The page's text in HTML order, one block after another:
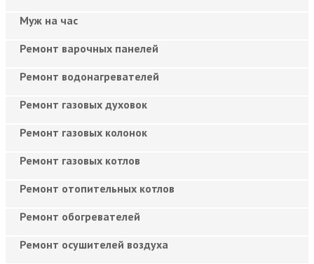
Муж на час
Ремонт варочных панелей
Ремонт водонагревателей
Ремонт газовых духовок
Ремонт газовых колонок
Ремонт газовых котлов
Ремонт отопительных котлов
Ремонт обогревателей
Ремонт осушителей воздуха